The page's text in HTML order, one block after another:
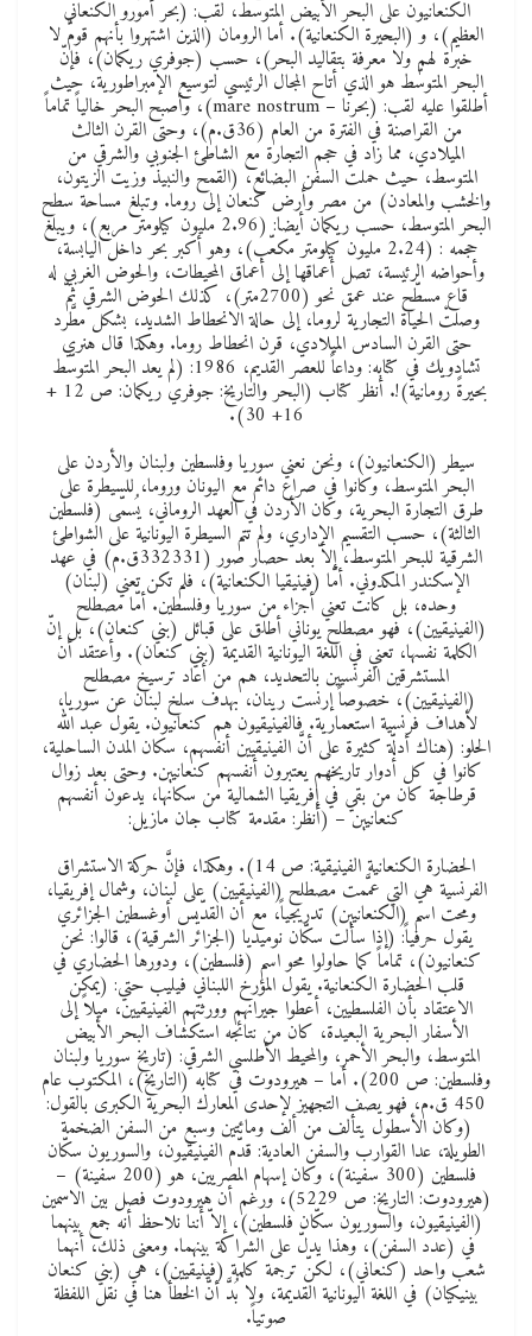
الكنعانيون على البحر الأبيض المتوسط، لقب: (بحر أمورو الكنعاني
العظيم)، و (البحيرة الكنعانية). أما الرومان (الذين اشتهروا بأنهم قومٌ لا
خبرة لهم ولا معرفة بتقاليد البحر)، حسب (جوفري ريكمان)، فإنّ
البحر المتوسّط هو الذي أتاح المجال الرئيسي لتوسيع الإمبراطورية، حيث
أطلقوا عليه لقب: (بحرنا – mare nostrum)، وأصبح البحر خالياً تماماً
من القراصنة في الفترة من العام (36ق.م)، وحتى القرن الثالث
الميلادي، مما زاد في حجم التجارة مع الشاطئ الجنوبي والشرقي من
المتوسط، حيث حملت السفن البضائع، (القمح والنبيذ وزيت الزيتون،
والخشب والمعادن) من مصر وأرض كنعان إلى روما. وتبلغ مساحة سطح
البحر المتوسط، حسب ريكمان أيضا: (2.96 مليون كيلومتر مربع)، ويبلغ
حجمه : (2.24 مليون كيلومتر مكعّب)، وهو أكبر بحر داخل اليابسة،
وأحواضه الرئيسة، تصل أعماقها إلى أعماق المحيطات، والحوض الغربي له
قاع مسطّح عند عمق نحو (2700متر)، كذلك الحوض الشرقي ثمّ
وصلتْ الحياة التجارية لروما، إلى حالة الانحطاط الشديد، بشكل مطَّرد
حتى القرن السادس الميلادي، قرن انحطاط روما. وهكذا قال هنري
تشادويك في كتابه: وداعاً للعصر القديم، 1986: (لم يعد البحر المتوسّط
بحيرةً رومانية)!. أنظر كتاب (البحر والتاريخ: جوفري ريكمان: ص 12 +
16+ 30).
سيطر (الكنعانيون)، ونحن نعني سوريا وفلسطين ولبنان والأردن على
البحر المتوسط، وكانوا في صراع دائم مع اليونان وروما، للسيطرة على
طرق التجارة البحرية، وكان الأردن في العهد الروماني، يُسمّى (فلسطين
الثالثة)، حسب التقسيم الإداري، ولم تتم السيطرة اليونانية على الشواطئ
الشرقية للبحر المتوسط، إلاّ بعد حصار صور (332331ق.م) في عهد
الإسكندر المكدوني. أمّا (فينيقيا الكنعانية)، فلم تكن تعني (لبنان)
وحده، بل كانت تعني أجزاء من سوريا وفلسطين. أمّا مصطلح
(الفينيقيين)، فهو مصطلح يوناني أطلق على قبائل (بني كنعان)، بل إنّ
الكلمة نفسها، تعني في اللغة اليونانية القديمة (بني كنعان). وأعتقد أن
المستشرقين الفرنسيين بالتحديد، هم من أعاد ترسيخ مصطلح
(الفينيقيين)، خصوصاً إرنست رينان، بهدف سلخ لبنان عن سوريا،
لأهداف فرنسية استعمارية. فالفينيقيون هم كنعانيون. يقول عبد الله
الحلو: (هناك أدلّة كثيرة على أنَّ الفينيقيين أنفسهم، سكان المدن الساحلية،
كانوا في كل أدوار تاريخهم يعتبرون أنفسهم كنعانيين. وحتى بعد زوال
قرطاجة كان من بقي في إفريقيا الشمالية من سكانها، يدعون أنفسهم
كنعانيين – (أنظر: مقدمة كتاب جان مازيل:
الحضارة الكنعانية الفينيقية: ص 14). وهكذا، فإنَّ حركة الاستشراق
الفرنسية هي التي عمَّمت مصطلح (الفينيقيين) على لبنان، وشمال إفريقيا،
ومحت اسم (الكنعانيين) تدريجياً، مع أن القدّيس أوغسطين الجزائري
يقول حرفياً: (إذا سألت سكّان نوميديا (الجزائر الشرقية)، قالوا: نحن
كنعانيون)، تماماً كما حاولوا محو اسم (فلسطين)، ودورها الحضاري في
قلب الحضارة الكنعانية. يقول المؤرخ اللبناني فيليب حتي: (يمكن
الاعتقاد بأن الفلسطيين، أعطوا جيرانهم وورثتهم الفينيقيين، ميلاً إلى
الأسفار البحرية البعيدة، كان من نتائجه استكشاف البحر الأبيض
المتوسط، والبحر الأحمر، والمحيط الأطلسي الشرقي: (تاريخ سوريا ولبنان
وفلسطين: ص 200). أما – هيرودوت في كتابه (التاريخ)، المكتوب عام
450 ق.م، فهو يصف التجهيز لإحدى المعارك البحرية الكبرى بالقول:
(وكان الأسطول يتألف من ألف ومائتين وسبع من السفن الضخمة
الطويلة، عدا القوارب والسفن العادية: قدّم الفينيقيون، والسوريون سكّان
فلسطين (300 سفينة)، وكان إسهام المصريين، هو (200 سفينة) –
(هيرودوت: التاريخ: ص 5229)، ورغم أن هيرودوت فصل بين الاسمين
(الفينيقيون، والسوريون سكّان فلسطين)، إلاّ أننا نلاحظ أنه جمع بينهما
في (عدد السفن)، وهذا يدلّ على الشراكة بينهما. ومعنى ذلك، أنهما
شعب واحد (كنعاني)، لكنّ ترجمة كلمة (فينيقيين)، هي (بني كنعان
بينيكيان) في اللغة اليونانية القديمة، ولا بُدَّ أنّ الخطأ هنا في نقل اللفظة
صوتياً.